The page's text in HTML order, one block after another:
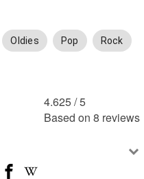
Oldies Pop Rock
4.625 /5
Based on 8 reviews